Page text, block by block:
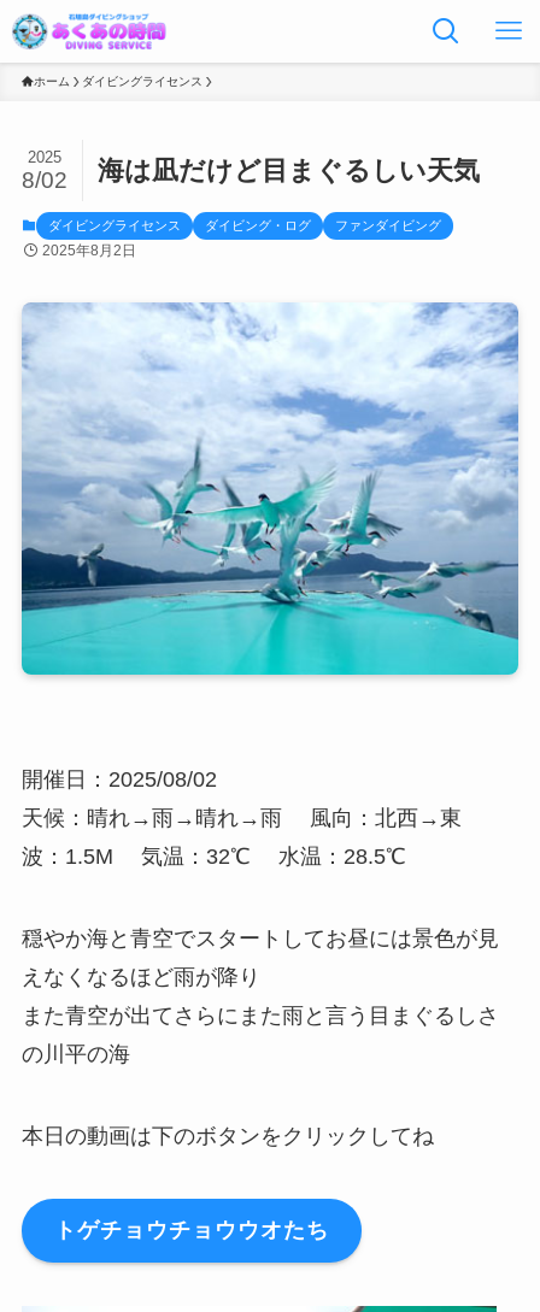
ホーム ダイビングライセンス
海は凪だけど目まぐるしい天気
2025
8/02
ダイビングライセンス ダイビング・ログ ファンダイビング
2025年8月2日
開催日：2025/08/02
天候：晴れ→雨→晴れ→雨
風向：北西→東
波：1.5M
気温：32℃ 水温：28.5℃
穏やか海と青空でスタートしてお昼には景色が見
えなくなるほど雨が降り
また青空が出てさらにまた雨と言う目まぐるしさ
の川平の海
本日の動画は下のボタンをクリックしてね
トゲチョウチョウウオたち